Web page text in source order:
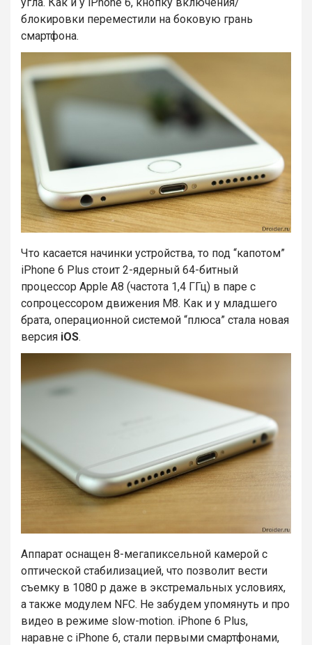
блокировки переместили на боковую грань
смартфона.
Что касается начинки устройства, то под “капотом”
iPhone 6 Plus стоит 2-ядерный 64-битный
процессор Apple A8 (частота 1,4 ГГц) в паре с
сопроцессором движения M8. Как и у младшего
брата, операционной системой “плюса” стала новая
версия iOS.
Аппарат оснащен 8-мегапиксельной камерой с
оптической стабилизацией, что позволит вести
съемку в 1080 p даже в экстремальных условиях,
а также модулем NFC. Не забудем упомянуть и про
видео в режиме slow-motion. iPhone 6 Plus,
наравне с iPhone 6, стали первыми смартфонами,